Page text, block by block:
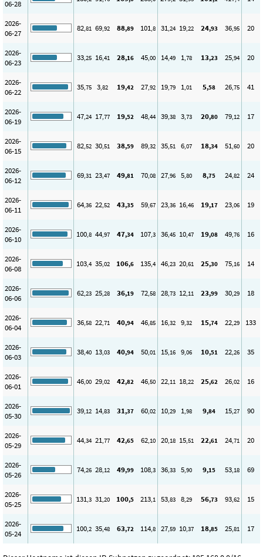
06-28
2026-
06-27
82,81 69,92 88,89 101,8 31,24 19,22 24,93 36,95 20
2026-
06-23
33,25 16,41 28,16 45,00 14,49 1,78 13,23 25,94 20
2026-
06-22
35,75 3,82 19,42 27,92 19,79 1,01 5,58 26,75 41
2026-
06-19
47,24 17,77 19,52 48,44 39,38 3,73 20,80 79,12 17
2026-
06-15
82,52 30,51 38,59 89,32 35,51 6,07 18,34 51,60 20
2026-
06-12
69,31 23,47 49,81 70,08 27,96 5,80 8,75 24,82 24
2026-
06-11
64,36 22,52 43,35 59,67 23,36 16,46 19,17 23,06 19
2026-
06-10
100,8 44,97 47,34 107,3 36,45 10,47 19,08 49,76 16
2026-
06-08
103,4 35,02 106,6 135,4 46,23 20,61 25,30 75,16 14
2026-
06-06
62,23 25,28 36,19 72,58 28,73 12,11 23,99 30,29 18
2026-
06-04
36,58 22,71 40,94 46,85 16,32 9,32 15,74 22,29 133
2026-
06-03
38,40 13,03 40,94 50,01 15,16 9,06 10,51 22,26 35
2026-
06-01
46,00 29,02 42,82 46,50 22,11 18,22 25,62 26,02 16
2026-
05-30
39,12 14,83 31,37 60,02 10,29 1,98 9,84 15,27 90
2026-
05-29
44,34 21,77 42,65 62,10 20,18 15,51 22,61 24,71 20
2026-
05-26
74,26 28,12 49,99 108,3 36,33 5,90 9,15 53,18 69
2026-
05-25
131,3 31,20 100,5 213,1 53,83 8,29 56,73 93,62 15
2026-
05-24
100,2 35,48 63,72 114,8 27,59 10,37 18,85 25,81 17